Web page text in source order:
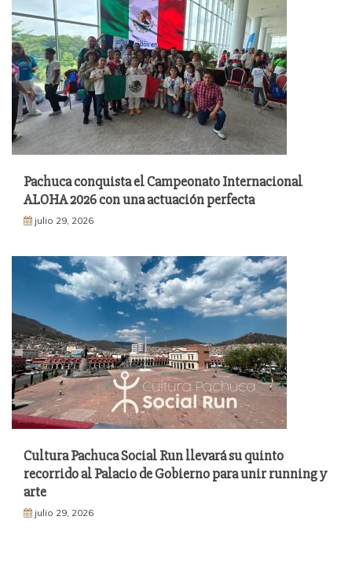
Pachuca conquista el Campeonato Internacional
ALOHA 2026 con una actuación perfecta
julio 29, 2026
Cultura Pachuca Social Run llevará su quinto
recorrido al Palacio de Gobierno para unir running y
arte
julio 29, 2026